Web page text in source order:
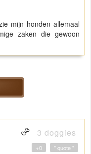
mijn honden allemaal
zaken die gewoon
3 doggies
" quote "
+0